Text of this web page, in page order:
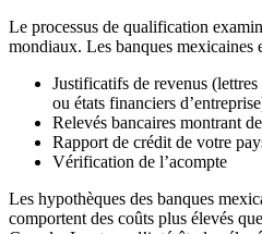
Le processus de qualification
mondiaux. Les banques mexicaines
Justificatifs de revenus
ou états financiers
Relevés bancaires montrant
Rapport de crédit de votre
Vérification de l’acompte
Les hypothèques des banques
comportent des coûts plus élevés